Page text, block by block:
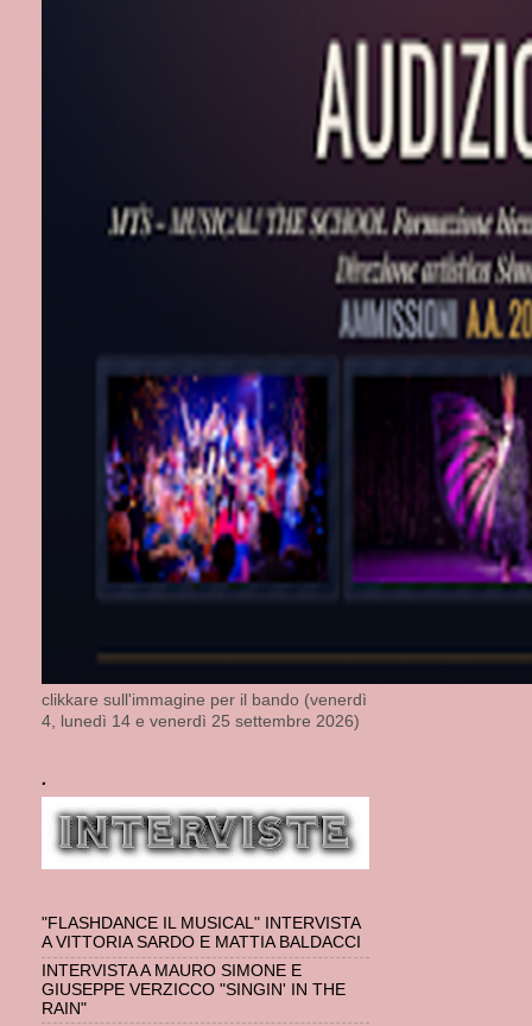
clikkare sull'immagine per il bando (venerdì
4, lunedì 14 e venerdì 25 settembre 2026)
.
"FLASHDANCE IL MUSICAL" INTERVISTA
A VITTORIA SARDO E MATTIA BALDACCI
INTERVISTA A MAURO SIMONE E
GIUSEPPE VERZICCO "SINGIN' IN THE
RAIN"